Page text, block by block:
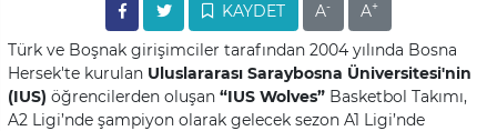
KAYDET A- A+
Türk ve Boşnak girişimciler tarafından 2004 yılında Bosna
Hersek'te kurulan Uluslararası Saraybosna Üniversitesi'nin
(IUS) öğrencilerden oluşan “IUS Wolves” Basketbol Takımı,
A2 Ligi’nde şampiyon olarak gelecek sezon A1 Ligi’nde